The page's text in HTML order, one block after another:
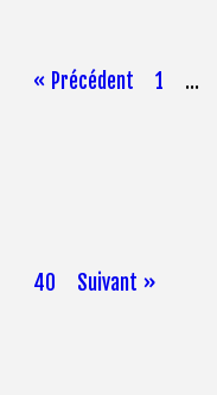
« Précédent 1 …
40 Suivant »